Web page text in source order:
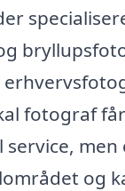
fotograf
service, men
og